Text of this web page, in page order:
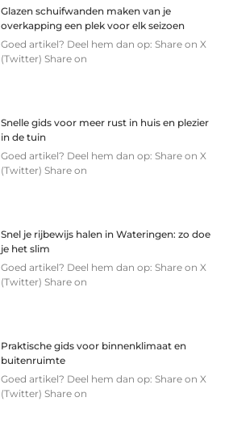
Glazen schuifwanden maken van je
overkapping een plek voor elk seizoen
Goed artikel? Deel hem dan op: Share on X
(Twitter) Share on
Snelle gids voor meer rust in huis en plezier
in de tuin
Goed artikel? Deel hem dan op: Share on X
(Twitter) Share on
Snel je rijbewijs halen in Wateringen: zo doe
je het slim
Goed artikel? Deel hem dan op: Share on X
(Twitter) Share on
Praktische gids voor binnenklimaat en
buitenruimte
Goed artikel? Deel hem dan op: Share on X
(Twitter) Share on